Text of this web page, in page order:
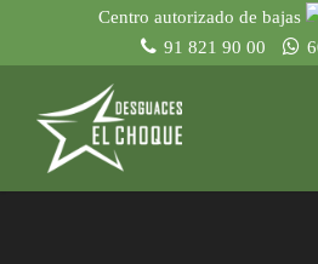
Centro autorizado de bajas
91 821 90 00